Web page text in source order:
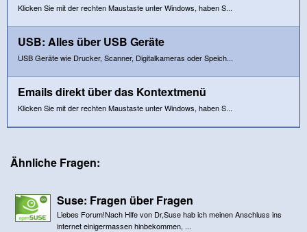
Klicken Sie mit der rechten Maustaste unter Windows, haben S...
USB: Alles über USB Geräte
USB Geräte wie Drucker, Scanner, Digitalkameras oder Speich...
Emails direkt über das Kontextmenü
Klicken Sie mit der rechten Maustaste unter Windows, haben S...
Ähnliche Fragen:
Suse: Fragen über Fragen
Liebes Forum!Nach Hlfe von Dr,Suse hab ich meinen Anschluss ins
internet einigermassen hinbekommen, ...